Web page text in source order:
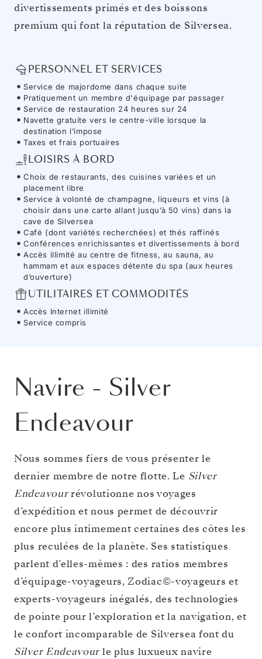
divertissements primés et des boissons
premium qui font la réputation de Silversea.
PERSONNEL ET SERVICES
Service de majordome dans chaque suite
Pratiquement un membre d'équipage par passager
Service de restauration 24 heures sur 24
Navette gratuite vers le centre-ville lorsque la
destination l’impose
Taxes et frais portuaires
LOISIRS À BORD
Choix de restaurants, des cuisines variées et un
placement libre
Service à volonté de champagne, liqueurs et vins (à
choisir dans une carte allant jusqu’à 50 vins) dans la
cave de Silversea
Café (dont variétés recherchées) et thés raffinés
Conférences enrichissantes et divertissements à bord
Accès illimité au centre de fitness, au sauna, au
hammam et aux espaces détente du spa (aux heures
d’ouverture)
UTILITAIRES ET COMMODITÉS
Accès Internet illimité
Service compris
Navire - Silver
Endeavour
Nous sommes fiers de vous présenter le
dernier membre de notre flotte. Le Silver
Endeavourrévolutionne nos voyages
d’expédition et nous permet de découvrir
encore plus intimement certaines des côtes les
plus reculées de la planète. Ses statistiques
parlent d’elles-mêmes : des ratios membres
d’équipage-voyageurs, Zodiac©-voyageurs et
experts-voyageurs inégalés, des technologies
de pointe pour l’exploration et la navigation, et
le confort incomparable de Silversea font du
Silver Endeavourle plus luxueux navire